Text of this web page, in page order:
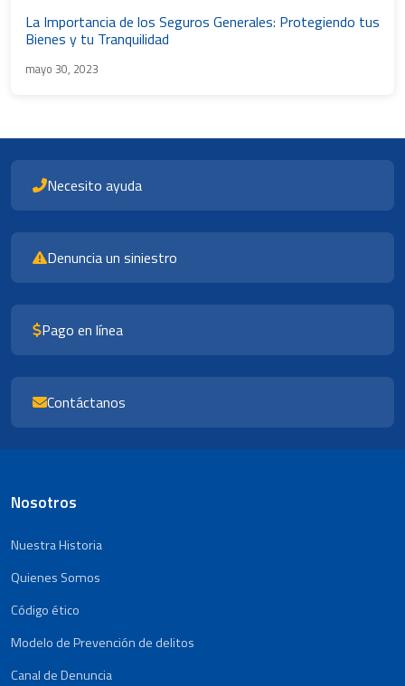
La Importancia de los Seguros Generales: Protegiendo tus
Bienes y tu Tranquilidad
mayo 30, 2023
Necesito ayuda
Denuncia un siniestro
Pago en línea
Contáctanos
Nosotros
Nuestra Historia
Quienes Somos
Código ético
Modelo de Prevención de delitos
Canal de Denuncia